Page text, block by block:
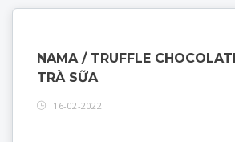
NAMA / TRUFFLE
TRÀ SỮA
16-02-2022